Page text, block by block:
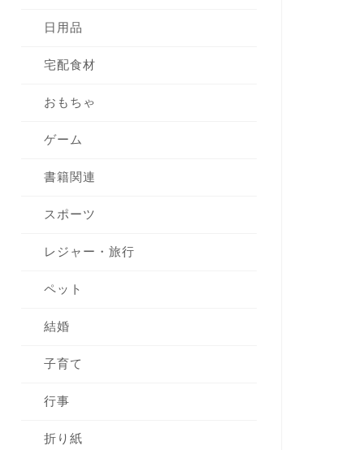
日用品
宅配食材
おもちゃ
ゲーム
書籍関連
スポーツ
レジャー・旅行
ペット
結婚
子育て
行事
折り紙